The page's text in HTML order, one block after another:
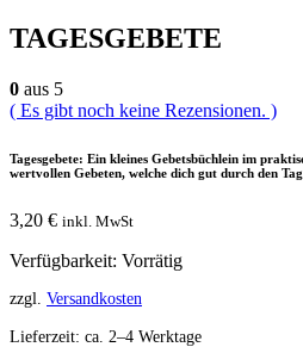
TAGESGEBETE
0 aus 5
( Es gibt noch keine Rezensionen. )
Tagesgebete: Ein kleines Gebetsbüchlein im
wertvollen Gebeten, welche dich gut durch den
3,20 € inkl. MwSt
Verfügbarkeit: Vorrätig
zzgl. Versandkosten
Lieferzeit: ca. 2–4 Werktage